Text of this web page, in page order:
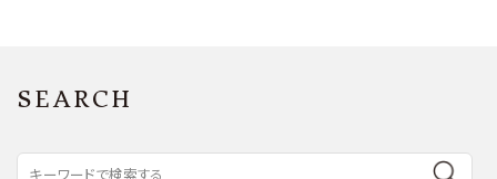
SEARCH